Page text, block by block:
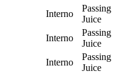
Interno
Passing
Juice
Interno
Passing
Juice
Interno
Passing
Juice